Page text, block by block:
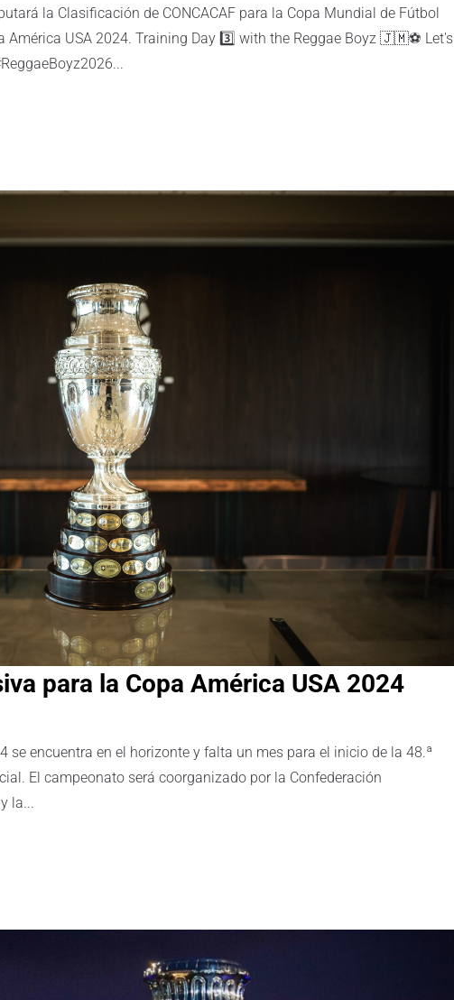
la Clasificación de CONCACAF para la Copa Mundial de Fútbol
América USA 2024. Training Day 3️⃣ with the Reggae Boyz 🇯🇲⚽️ Let's
para la Copa América USA 2024
se encuentra en el horizonte y falta un mes para el inicio de la 48.ª
El campeonato será coorganizado por la Confederación
la...